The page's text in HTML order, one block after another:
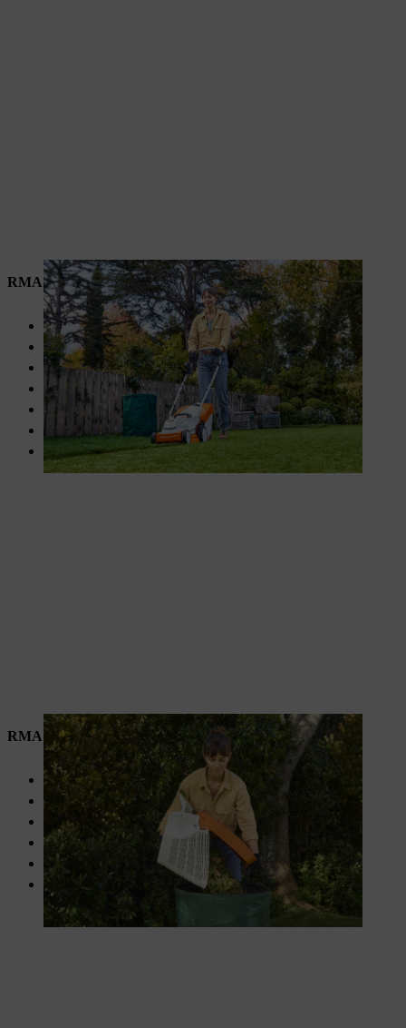
RMA 235
Maaibreedte van 33 cm
Maaibreedte van 25 – 65 mm
Grasopvangbak van 30 liter
Centrale maaihoogteverstelling
Om kleine gazons eenvoudig te maaien
Geoptimaliseerde messen
Licht
RMA 239
Maaibreedte van 37 cm
Maaihoogte van 30 – 70 mm
Grasopvangbak van 40 liter
Centrale maaihoogteverstelling
Voor kleine tot middelgrote gazons
Standaard stuur